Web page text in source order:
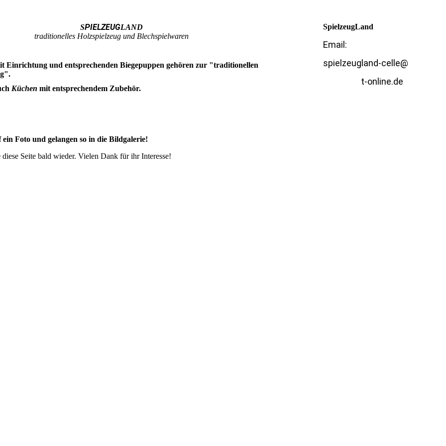
SPIELZEUGLAND
traditionelles Holzspielzeug und Blechspielwaren
Einrichtung und entsprechenden Biegepuppen gehören zur "traditionellen
Küchen mit entsprechendem Zubehör.
Foto und gelangen so in die Bildgalerie!
diese Seite bald wieder. Vielen Dank für ihr Interesse!
SpielzeugLand
Email:
spielzeugland-celle@
t-online.de